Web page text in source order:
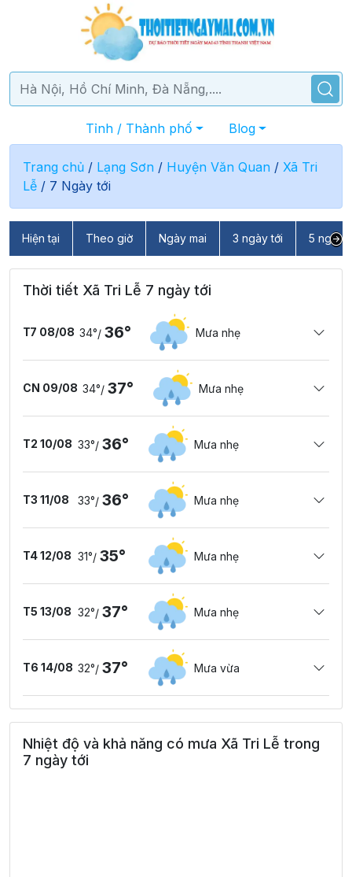
Tỉnh / Thành phố Blog
Trang chủ / Lạng Sơn / Huyện Văn Quan / Xã Tri
Lễ / 7 Ngày tới
Hiện tại Theo giờ Ngày mai 3 ngày tới 5 ngày
Thời tiết Xã Tri Lễ 7 ngày tới
T7 08/08 34°/ 36° Mưa nhẹ
CN 09/08 34°/ 37° Mưa nhẹ
T2 10/08 33°/ 36° Mưa nhẹ
T3 11/08 33°/ 36° Mưa nhẹ
T4 12/08 31°/ 35° Mưa nhẹ
T5 13/08 32°/ 37° Mưa nhẹ
T6 14/08 32°/ 37° Mưa vừa
Nhiệt độ và khả năng có mưa Xã Tri Lễ trong
7 ngày tới